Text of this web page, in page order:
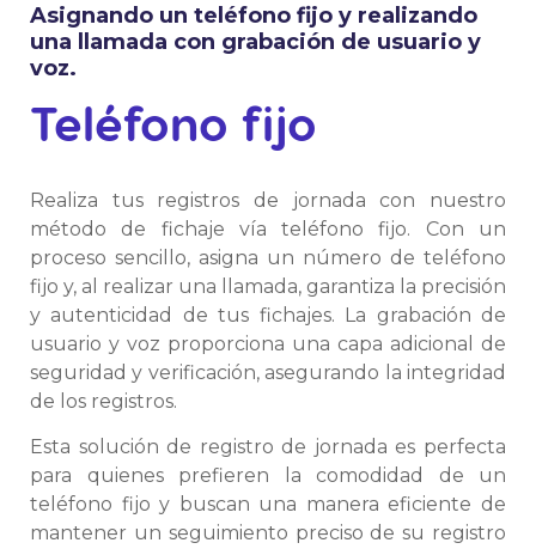
Asignando un teléfono fijo y realizando
una llamada con grabación de usuario y
voz.
Teléfono fijo
Realiza tus registros de jornada con nuestro
método de fichaje vía teléfono fijo. Con un
proceso sencillo, asigna un número de teléfono
fijo y, al realizar una llamada, garantiza la precisión
y autenticidad de tus fichajes. La grabación de
usuario y voz proporciona una capa adicional de
seguridad y verificación, asegurando la integridad
de los registros.
Esta solución de registro de jornada es perfecta
para quienes prefieren la comodidad de un
teléfono fijo y buscan una manera eficiente de
mantener un seguimiento preciso de su registro